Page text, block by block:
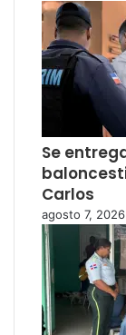
Se
Carlos
agosto 7, 2026